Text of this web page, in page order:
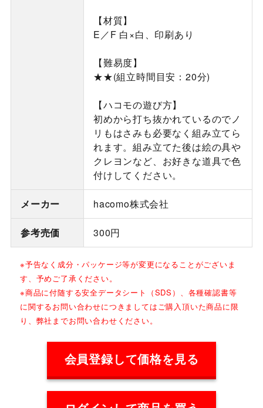
【材質】
E／F 白×白、印刷あり
【難易度】
★★(組立時間目安：20分)
【ハコモの遊び方】
初めから打ち抜かれているのでノ
リもはさみも必要なく組み立てら
れます。組み立てた後は絵の具や
クレヨンなど、お好きな道具で色
付けしてください。
メーカー hacomo株式会社
参考売価 300円
※予告なく成分・パッケージ等が変更になることがございま
す、予めご了承ください。
※商品に付随する安全データシート（SDS）、各種確認書等
に関するお問い合わせにつきましてはご購入頂いた商品に限
り、弊社までお問い合わせください。
会員登録して価格を見る